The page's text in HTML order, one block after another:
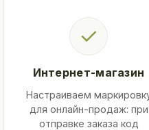
✓
Интернет-магазин
Настраиваем
для онлайн-продаж: при
отправке заказа код